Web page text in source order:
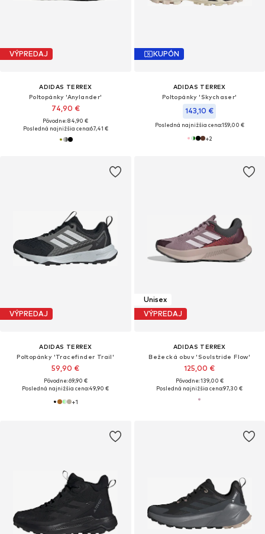
VÝPREDAJ
ADIDAS TERREX
Poltopánky 'Anylander'
74,90 €
Pôvodne: 84,90 €
Posledná najnižšia cena:67,41 €
KUPÓN
ADIDAS TERREX
Poltopánky 'Skychaser'
143,10 €
Posledná najnižšia cena:159,00 €
+2
VÝPREDAJ
ADIDAS TERREX
Poltopánky 'Tracefinder Trail'
59,90 €
Pôvodne: 69,90 €
Posledná najnižšia cena:49,90 €
+1
Unisex
VÝPREDAJ
ADIDAS TERREX
Bežecká obuv 'Soulstride Flow'
125,00 €
Pôvodne: 139,00 €
Posledná najnižšia cena:97,30 €